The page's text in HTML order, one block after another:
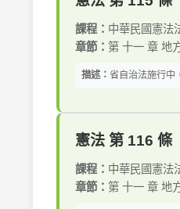
課程： 中華民國憲法
章節： 第 十一 章 地
描述： 省自治法施行中
憲法 第 116 條
課程： 中華民國憲法
章節： 第 十一 章 地